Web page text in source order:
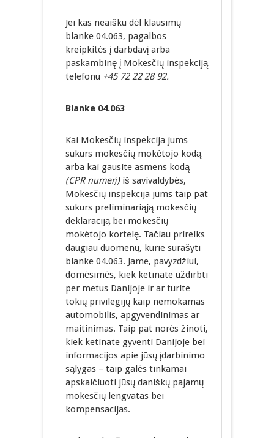
Jei kas neaišku dėl klausimų
blanke 04.063, pagalbos
kreipkitės į darbdavį arba
paskambinę į Mokesčių inspekciją
telefonu +45 72 22 28 92.
Blanke 04.063
Kai Mokesčių inspekcija jums
sukurs mokesčių mokėtojo kodą
arba kai gausite asmens kodą
(CPR numerį)iš savivaldybės,
Mokesčių inspekcija jums taip pat
sukurs preliminariąją mokesčių
deklaraciją bei mokesčių
mokėtojo kortelę. Tačiau prireiks
daugiau duomenų, kurie surašyti
blanke 04.063. Jame, pavyzdžiui,
domėsimės, kiek ketinate uždirbti
per metus Danijoje ir ar turite
tokių privilegijų kaip nemokamas
automobilis, apgyvendinimas ar
maitinimas. Taip pat norės žinoti,
kiek ketinate gyventi Danijoje bei
informacijos apie jūsų įdarbinimo
sąlygas – taip galės tinkamai
apskaičiuoti jūsų daniškų pajamų
mokesčių lengvatas bei
kompensacijas.